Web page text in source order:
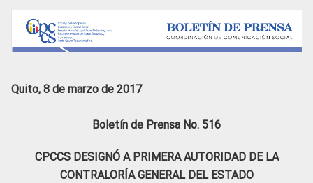
Quito, 8 de marzo de 2017
Boletín de Prensa No. 516
CPCCS DESIGNÓ A PRIMERA AUTORIDAD DE LA
CONTRALORÍA GENERAL DEL ESTADO